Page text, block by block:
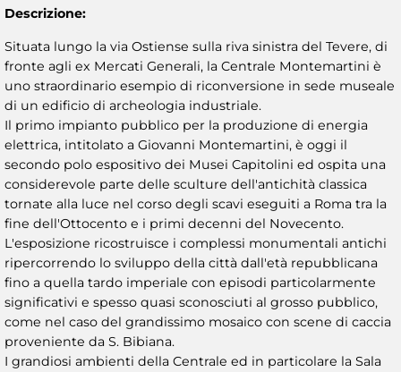
Descrizione:
Situata lungo la via Ostiense sulla riva sinistra del Tevere, di
fronte agli ex Mercati Generali, la Centrale Montemartini è
uno straordinario esempio di riconversione in sede museale
di un edificio di archeologia industriale.
Il primo impianto pubblico per la produzione di energia
elettrica, intitolato a Giovanni Montemartini, è oggi il
secondo polo espositivo dei Musei Capitolini ed ospita una
considerevole parte delle sculture dell'antichità classica
tornate alla luce nel corso degli scavi eseguiti a Roma tra la
fine dell'Ottocento e i primi decenni del Novecento.
L'esposizione ricostruisce i complessi monumentali antichi
ripercorrendo lo sviluppo della città dall'età repubblicana
fino a quella tardo imperiale con episodi particolarmente
significativi e spesso quasi sconosciuti al grosso pubblico,
come nel caso del grandissimo mosaico con scene di caccia
proveniente da S. Bibiana.
I grandiosi ambienti della Centrale ed in particolare la Sala